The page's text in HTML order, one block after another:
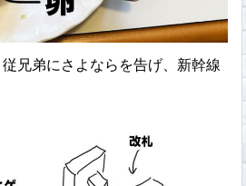
兄弟にさよならを告げ、新幹線